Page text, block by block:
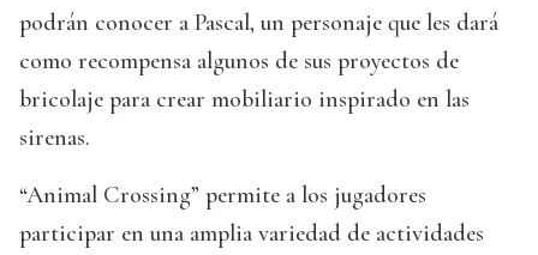
podrán conocer a Pascal, un personaje que les dará
como recompensa algunos de sus proyectos de
bricolaje para crear mobiliario inspirado en las
sirenas.
“Animal Crossing” permite a los jugadores
participar en una amplia variedad de actividades